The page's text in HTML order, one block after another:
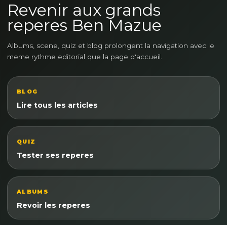
Revenir aux grands
reperes Ben Mazue
Albums, scene, quiz et blog prolongent la navigation avec le
meme rythme editorial que la page d'accueil.
BLOG
Lire tous les articles
QUIZ
Tester ses reperes
ALBUMS
Revoir les reperes